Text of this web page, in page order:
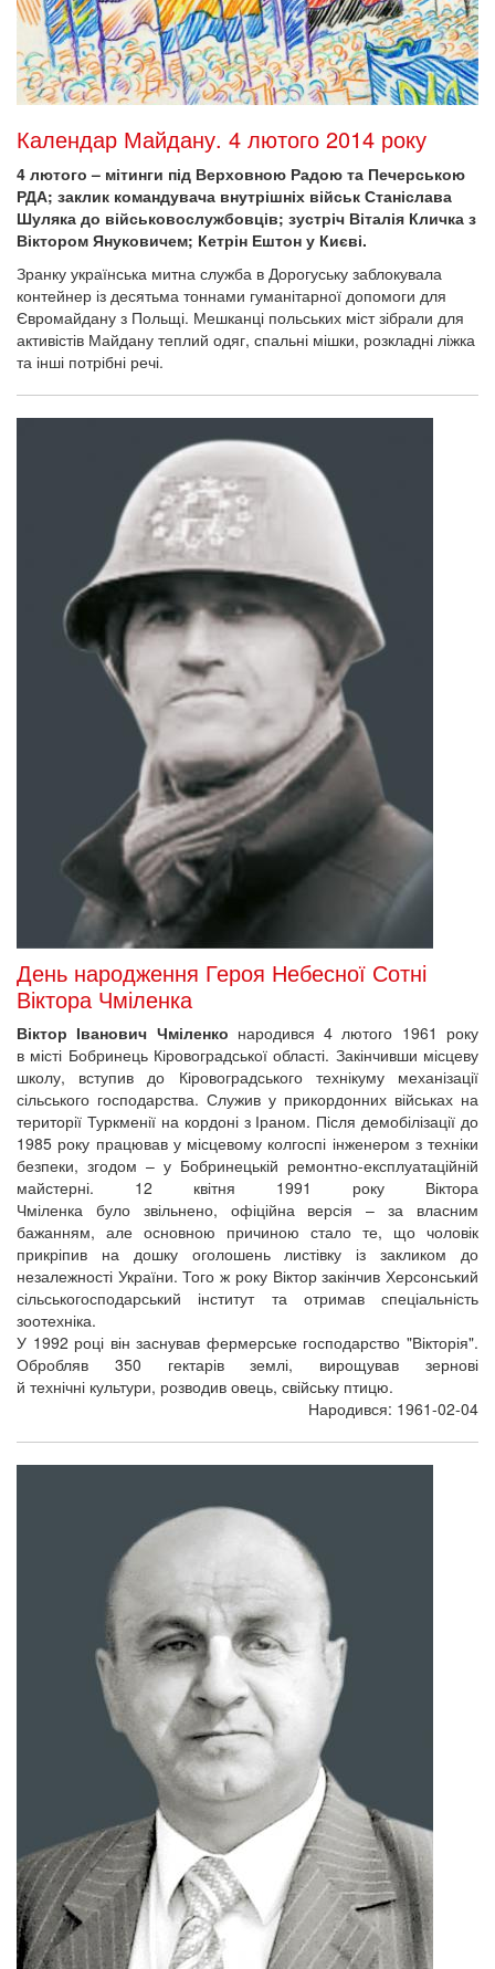
Календар Майдану. 4 лютого 2014 року
4 лютого – мітинги під Верховною Радою та Печерською
РДА; заклик командувача внутрішніх військ Станіслава
Шуляка до військовослужбовців; зустріч Віталія Кличка з
Віктором Януковичем; Кетрін Ештон у Києві.
Зранку українська митна служба в Дорогуську заблокувала
контейнер із десятьма тоннами гуманітарної допомоги для
Євромайдану з Польщі. Мешканці польських міст зібрали для
активістів Майдану теплий одяг, спальні мішки, розкладні ліжка
та інші потрібні речі.
День народження Героя Небесної Сотні
Віктора Чміленка
Віктор Іванович Чміленко народився 4 лютого 1961 року
в місті Бобринець Кіровоградської області. Закінчивши місцеву
школу, вступив до Кіровоградського технікуму механізації
сільського господарства. Служив у прикордонних військах на
території Туркменії на кордоні з Іраном. Після демобілізації до
1985 року працював у місцевому колгоспі інженером з техніки
безпеки, згодом – у Бобринецькій ремонтно-експлуатаційній
майстерні. 12 квітня 1991 року Віктора
Чміленка було звільнено, офіційна версія – за власним
бажанням, але основною причиною стало те, що чоловік
прикріпив на дошку оголошень листівку із закликом до
незалежності України. Того ж року Віктор закінчив Херсонський
сільськогосподарський інститут та отримав спеціальність
зоотехніка.
У 1992 році він заснував фермерське господарство "Вікторія".
Обробляв 350 гектарів землі, вирощував зернові
й технічні культури, розводив овець, свійську птицю.
Народився: 1961-02-04